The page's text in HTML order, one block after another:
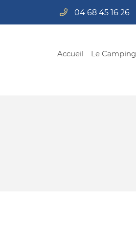
04 68 45 16 26
Accueil Le Camping